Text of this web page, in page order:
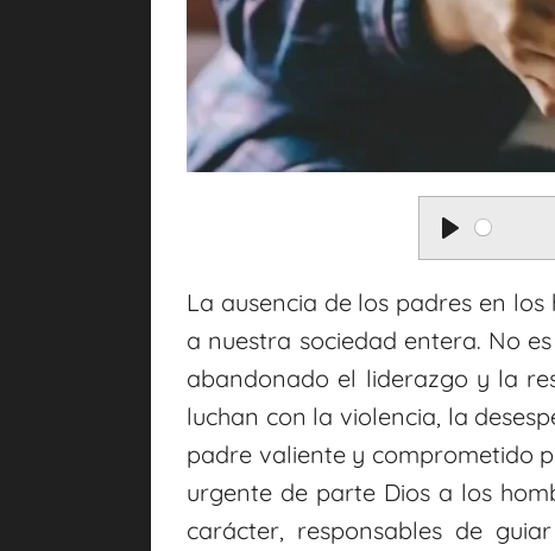
P
l
a
y
La ausencia de los padres en
a nuestra sociedad entera. No
abandonado el liderazgo y la
luchan con la violencia, la
padre valiente y comprometido
urgente de parte Dios a los
carácter, responsables de